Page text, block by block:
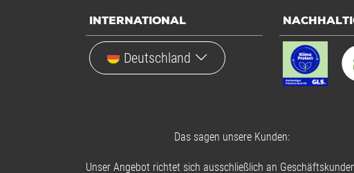
INTERNATIONAL
Deutschland
Das sagen unsere Kunden:
Unser Angebot richtet sich ausschließlich an